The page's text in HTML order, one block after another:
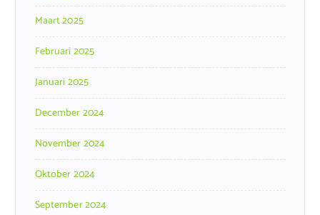
Maart 2025
Februari 2025
Januari 2025
December 2024
November 2024
Oktober 2024
September 2024